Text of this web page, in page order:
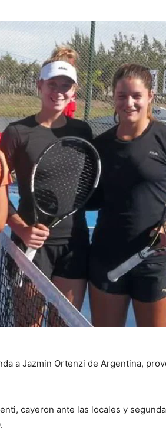
a Jazmin Ortenzi de Argentina,
cayeron ante las locales y